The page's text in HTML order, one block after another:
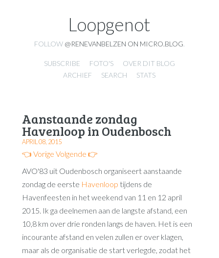
Loopgenot
FOLLOW @RENEVANBELZEN ON MICRO.BLOG
SUBSCRIBE FOTO'S
OVER DIT BLOG
ARCHIEF
SEARCH STATS
Aanstaande zondag
Havenloop in Oudenbosch
APRIL 08, 2015
👈 Vorige Volgende 👉
AVO'83 uit Oudenbosch organiseert aanstaande
zondag de eerste Havenloop tijdens de
Havenfeesten in het weekend van 11 en 12 april
2015. Ik ga deelnemen aan de langste afstand, een
10,8 km over drie ronden langs de haven. Het is een
incourante afstand en velen zullen er over klagen,
maar als de organisatie de start verlegde, zodat het